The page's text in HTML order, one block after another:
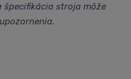
špecifikácia stroja môže